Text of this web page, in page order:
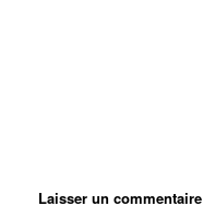
Laisser un commentaire